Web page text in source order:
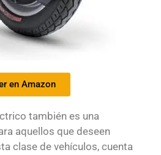
en Amazon
también es una
aquellos que deseen
clase de vehículos, cuenta